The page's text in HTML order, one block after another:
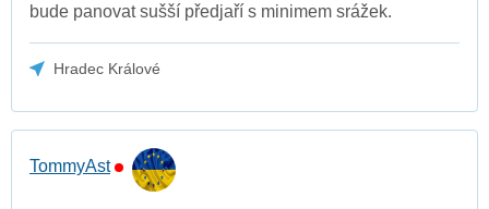
bude panovat sušší předjaří s minimem srážek.
Hradec Králové
TommyAst